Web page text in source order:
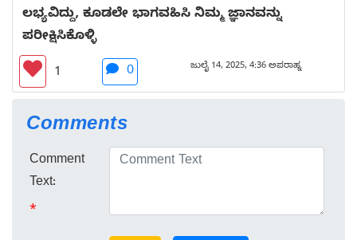
ಲಭ್ಯವಿದ್ದು, ಕೂಡಲೇ ಭಾಗವಹಿಸಿ ನಿಮ್ಮ ಜ್ಞಾನವನ್ನು
ಪರೀಕ್ಷಿಸಿಕೊಳ್ಳಿ
1 0 ಜುಲೈ 14, 2025, 4:36 ಅಪರಾಹ್ನ
Comments
Comment
Text:
*